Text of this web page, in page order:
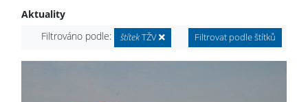
Aktuality
Filtrováno podle:
štítekTŽV Filtrovat podle štítků